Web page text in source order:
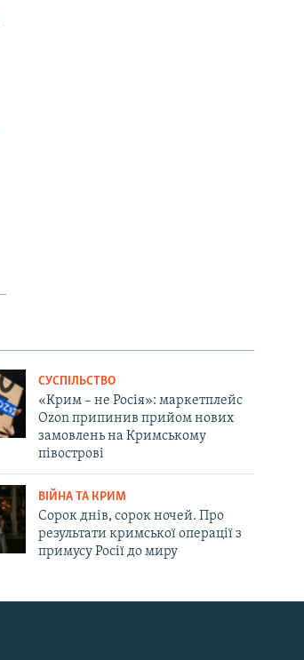
СУСПІЛЬСТВО
«Крим – не Росія»: маркетплейс
Ozon припинив прийом нових
замовлень на Кримському
півострові
ВІЙНА ТА КРИМ
Сорок днів, сорок ночей. Про
результати кримської операції з
примусу Росії до миру